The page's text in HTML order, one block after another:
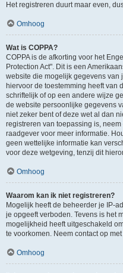
Het registreren duurt maar even,
Omhoog
Wat is COPPA?
COPPA is de afkorting voor het
Protection Act". Dit is een
website die mogelijk gegevens van
hiervoor de toestemming heeft van
schriftelijk of op een andere wijze
de website persoonlijke gegevens
niet zeker bent of deze wet al dan
registreren van toepassing is,
raadgever voor meer informatie.
geen wettelijke informatie kan
voor deze wetgeving, tenzij dit
Omhoog
Waarom kan ik niet registreren?
Mogelijk heeft de beheerder je IP-
je opgeeft verboden. Tevens is het
mogelijkheid heeft uitgeschakeld
te voorkomen. Neem contact op
Omhoog